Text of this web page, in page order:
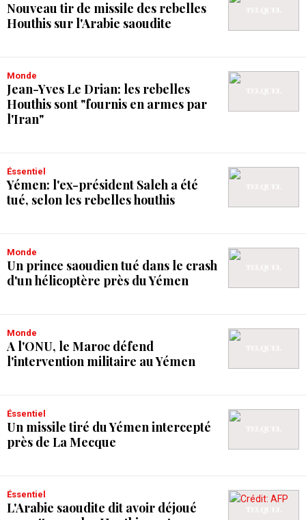
Nouveau tir de missile des rebelles
Houthis sur l'Arabie saoudite
Monde
Jean-Yves Le Drian: les rebelles
Houthis sont "fournis en armes par
l'Iran"
Éssentiel
Yémen: l'ex-président Saleh a été
tué, selon les rebelles houthis
Monde
Un prince saoudien tué dans le crash
d'un hélicoptère près du Yémen
Monde
A l'ONU, le Maroc défend
l'intervention militaire au Yémen
Éssentiel
Un missile tiré du Yémen intercepté
près de La Mecque
Éssentiel
L'Arabie saoudite dit avoir déjoué